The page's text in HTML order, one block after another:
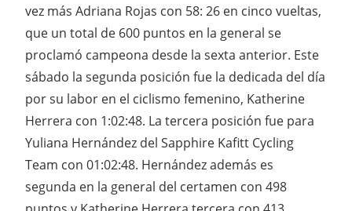
vez más Adriana Rojas con 58: 26 en cinco vueltas,
que un total de 600 puntos en la general se
proclamó campeona desde la sexta anterior. Este
sábado la segunda posición fue la dedicada del día
por su labor en el ciclismo femenino, Katherine
Herrera con 1:02:48. La tercera posición fue para
Yuliana Hernández del Sapphire Kafitt Cycling
Team con 01:02:48. Hernández además es
segunda en la general del certamen con 498